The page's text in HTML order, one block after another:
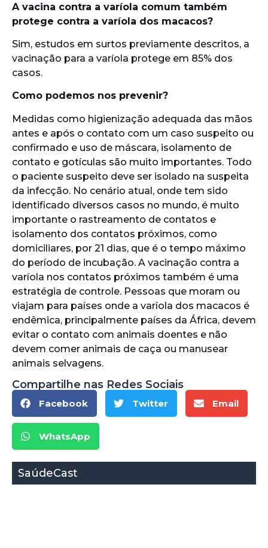
A vacina contra a varíola comum também
protege contra a varíola dos macacos?
Sim, estudos em surtos previamente descritos, a
vacinação para a varíola protege em 85% dos
casos.
Como podemos nos prevenir?
Medidas como higienização adequada das mãos
antes e após o contato com um caso suspeito ou
confirmado e uso de máscara, isolamento de
contato e gotículas são muito importantes. Todo
o paciente suspeito deve ser isolado na suspeita
da infecção. No cenário atual, onde tem sido
identificado diversos casos no mundo, é muito
importante o rastreamento de contatos e
isolamento dos contatos próximos, como
domiciliares, por 21 dias, que é o tempo máximo
do período de incubação. A vacinação contra a
varíola nos contatos próximos também é uma
estratégia de controle. Pessoas que moram ou
viajam para países onde a varíola dos macacos é
endêmica, principalmente países da África, devem
evitar o contato com animais doentes e não
devem comer animais de caça ou manusear
animais selvagens.
Compartilhe nas Redes Sociais
Facebook Twitter Email
WhatsApp
SaúdeCast